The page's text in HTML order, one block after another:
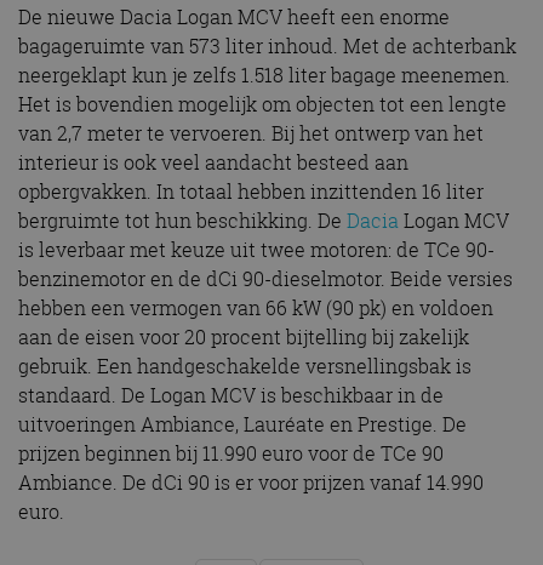
De nieuwe Dacia Logan MCV heeft een enorme
bagageruimte van 573 liter inhoud. Met de achterbank
neergeklapt kun je zelfs 1.518 liter bagage meenemen.
Het is bovendien mogelijk om objecten tot een lengte
van 2,7 meter te vervoeren. Bij het ontwerp van het
interieur is ook veel aandacht besteed aan
opbergvakken. In totaal hebben inzittenden 16 liter
bergruimte tot hun beschikking. De DaciaLogan MCV
is leverbaar met keuze uit twee motoren: de TCe 90-
benzinemotor en de dCi 90-dieselmotor. Beide versies
hebben een vermogen van 66 kW (90 pk) en voldoen
aan de eisen voor 20 procent bijtelling bij zakelijk
gebruik. Een handgeschakelde versnellingsbak is
standaard. De Logan MCV is beschikbaar in de
uitvoeringen Ambiance, Lauréate en Prestige. De
prijzen beginnen bij 11.990 euro voor de TCe 90
Ambiance. De dCi 90 is er voor prijzen vanaf 14.990
euro.